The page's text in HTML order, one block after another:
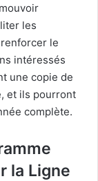
les
le
intéressés
une copie de
et ils pourront
complète.
la Ligne